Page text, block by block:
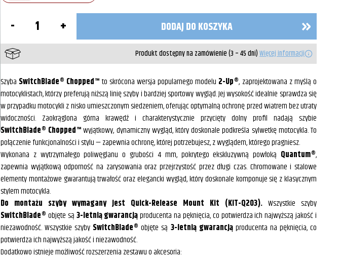
Szyba
SwitchBlade®
Chopped™
Honda
VTX1300
R/S/T
DODAJ DO KOSZYKA
Produkt dostępny na zamówienie (3 – 45 dni)Więcej informacji
Szyba SwitchBlade® Chopped™to skrócona wersja popularnego modelu 2-Up®, zaprojektowana z myślą o
motocyklistach, którzy preferują niższą linię szyby i bardziej sportowy wygląd. Jej wysokość idealnie sprawdza się
w przypadku motocykli z nisko umieszczonym siedzeniem, oferując optymalną ochronę przed wiatrem bez utraty
widoczności. Zaokrąglona górna krawędź i charakterystycznie przycięty dolny profil nadają szybie
SwitchBlade® Chopped™wyjątkowy, dynamiczny wygląd, który doskonale podkreśla sylwetkę motocykla. To
połączenie funkcjonalności i stylu — zapewnia ochronę, której potrzebujesz, z wyglądem, którego pragniesz.
Wykonana z wytrzymałego poliwęglanu o grubości 4 mm, pokrytego ekskluzywną powłoką Quantum®,
zapewnia wyjątkową odporność na zarysowania oraz przejrzystość przez długi czas. Chromowane i stalowe
elementy montażowe gwarantują trwałość oraz elegancki wygląd, który doskonale komponuje się z klasycznym
stylem motocykla.
Do montażu szyby wymagany jest Quick-Release Mount Kit (KIT-Q203). Wszystkie szyby
SwitchBlade® objęte są 3-letnią gwarancjąproducenta na pęknięcia, co potwierdza ich najwyższą jakość i
niezawodność. Wszystkie szyby SwitchBlade® objęte są 3-letnią gwarancjąproducenta na pęknięcia, co
potwierdza ich najwyższą jakość i niezawodność.
Dodatkowo istnieje możliwość rozszerzenia zestawu o akcesoria: